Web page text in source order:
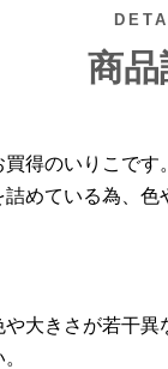
商品
得のいりこです。
めている為、
大きさが若干異